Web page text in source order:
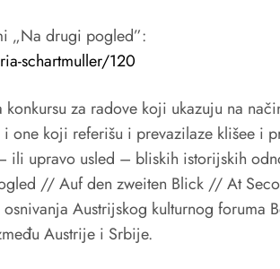
„Na drugi pogled”:
schartmuller/120
za radove koji ukazuju na
one koji referišu i prevazilaze klišee i
upravo usled – bliskih istorijskih
// Auf den zweiten Blick // At
Austrijskog kulturnog foruma
Austrije i Srbije.